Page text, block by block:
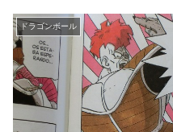
ドラゴンボール